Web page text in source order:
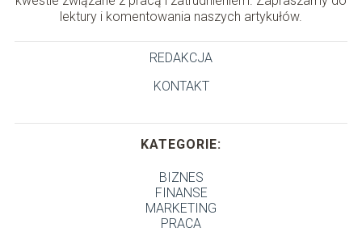
lektury i komentowania naszych artykułów.
REDAKCJA
KONTAKT
KATEGORIE:
BIZNES
FINANSE
MARKETING
PRACA